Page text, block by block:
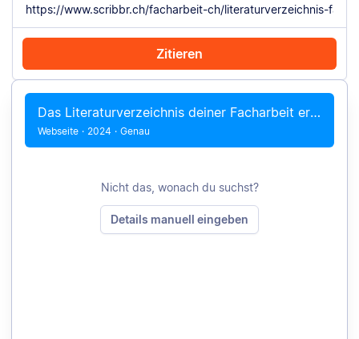
Zitieren
Mit Chrome zitieren Manuell zitieren
Das Literaturverzeichnis deiner Facharbeit erstellen
Webseite · 2024 · Genau
Nicht das, wonach du suchst?
Details manuell eingeben